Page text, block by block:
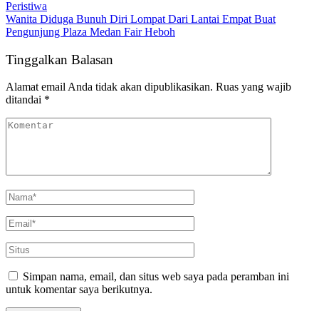
Peristiwa
Wanita Diduga Bunuh Diri Lompat Dari Lantai Empat ‎Buat
Pengunjung Plaza Medan Fair Heboh
Tinggalkan Balasan
Alamat email Anda tidak akan dipublikasikan. Ruas yang wajib
ditandai *
Simpan nama, email, dan situs web saya pada peramban ini
untuk komentar saya berikutnya.